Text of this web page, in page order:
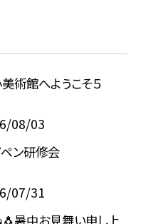
術館へようこそ５
08/03
ン研修会
07/31
暑中お見舞い申し上